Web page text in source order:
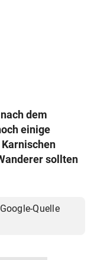
dem
einige
sollten
Quelle